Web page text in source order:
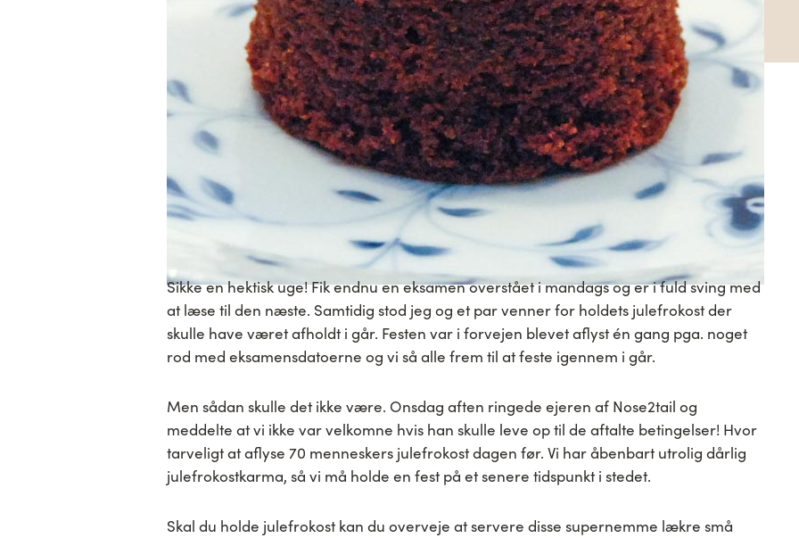
Sikke en hektisk uge! Fik endnu en eksamen overstået i mandags og er i fuld sving med
at læse til den næste. Samtidig stod jeg og et par venner for holdets julefrokost der
skulle have været afholdt i går. Festen var i forvejen blevet aflyst én gang pga. noget
rod med eksamensdatoerne og vi så alle frem til at feste igennem i går.
Men sådan skulle det ikke være. Onsdag aften ringede ejeren af Nose2tail og
meddelte at vi ikke var velkomne hvis han skulle leve op til de aftalte betingelser! Hvor
tarveligt at aflyse 70 menneskers julefrokost dagen før. Vi har åbenbart utrolig dårlig
julefrokostkarma, så vi må holde en fest på et senere tidspunkt i stedet.
Skal du holde julefrokost kan du overveje at servere disse supernemme lækre små